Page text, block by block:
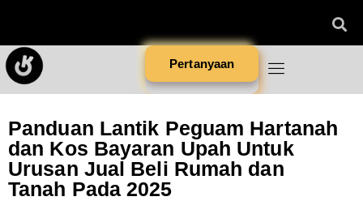
Pertanyaan
Panduan Lantik Peguam Hartanah
dan Kos Bayaran Upah Untuk
Urusan Jual Beli Rumah dan
Tanah Pada 2025